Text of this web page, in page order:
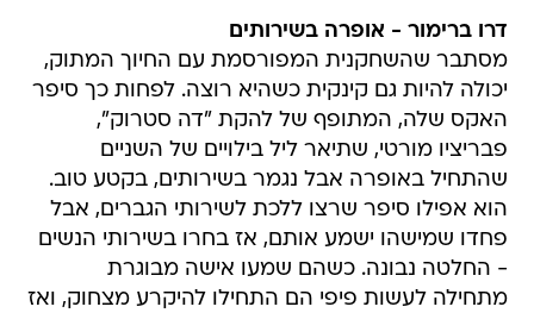
דרו ברימור - אופרה בשירותים
מסתבר שהשחקנית המפורסמת עם החיוך המתוק,
יכולה להיות גם קינקית כשהיא רוצה. לפחות כך סיפר
האקס שלה, המתופף של להקת "דה סטרוק",
פבריציו מורטי, שתיאר ליל בילויים של השניים
שהתחיל באופרה אבל נגמר בשירותים, בקטע טוב.
הוא אפילו סיפר שרצו ללכת לשירותי הגברים, אבל
פחדו שמישהו ישמע אותם, אז בחרו בשירותי הנשים
- החלטה נבונה. כשהם שמעו אישה מבוגרת
מתחילה לעשות פיפי הם התחילו להיקרע מצחוק, ואז